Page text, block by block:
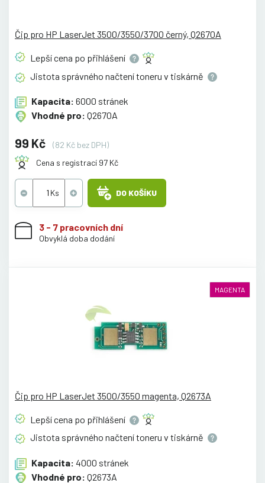
Čip pro HP LaserJet 3500/3550/3700 černý, Q2670A
Lepší cena po přihlášení
Jistota správného načtení toneru v tiskárně
Kapacita: 6000 stránek
Vhodné pro: Q2670A
99 Kč
(82 Kč bez DPH)
Cena s registrací 97 Kč
DO KOŠÍKU
3 - 7 pracovních dní
Obvyklá doba dodání
MAGENTA
Čip pro HP LaserJet 3500/3550 magenta, Q2673A
Lepší cena po přihlášení
Jistota správného načtení toneru v tiskárně
Kapacita: 4000 stránek
Vhodné pro: Q2673A